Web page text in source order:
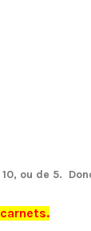
ou de 5.